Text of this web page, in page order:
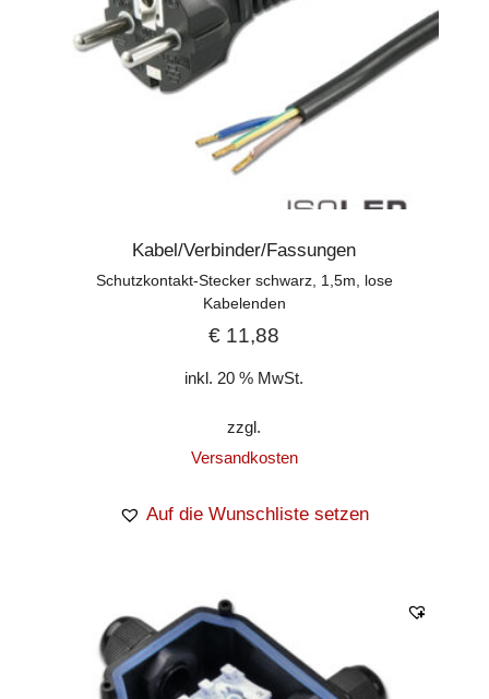
Kabel/Verbinder/Fassungen
Schutzkontakt-Stecker schwarz, 1,5m, lose
Kabelenden
€ 11,88
inkl. 20 % MwSt.
zzgl.
Versandkosten
Auf die Wunschliste setzen